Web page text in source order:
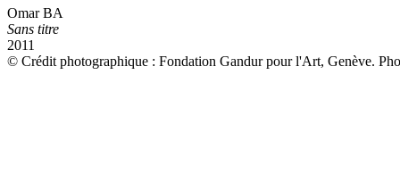
Omar BA
Sans titre
2011
© Crédit photographique : Fondation Gandur pour l'Art, Genève.